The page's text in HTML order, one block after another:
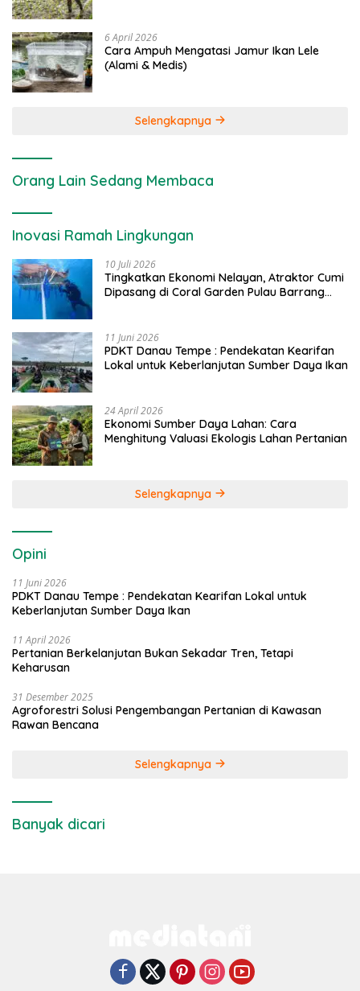
6 April 2026
Cara Ampuh Mengatasi Jamur Ikan Lele
(Alami & Medis)
Selengkapnya
Orang Lain Sedang Membaca
Inovasi Ramah Lingkungan
10 Juli 2026
Tingkatkan Ekonomi Nelayan, Atraktor Cumi
Dipasang di Coral Garden Pulau Barrang
11 Juni 2026
PDKT Danau Tempe : Pendekatan Kearifan
Lokal untuk Keberlanjutan Sumber Daya Ikan
24 April 2026
Ekonomi Sumber Daya Lahan: Cara
Menghitung Valuasi Ekologis Lahan Pertanian
Selengkapnya
Opini
11 Juni 2026
PDKT Danau Tempe : Pendekatan Kearifan Lokal untuk
Keberlanjutan Sumber Daya Ikan
11 April 2026
Pertanian Berkelanjutan Bukan Sekadar Tren, Tetapi
Keharusan
31 Desember 2025
Agroforestri Solusi Pengembangan Pertanian di Kawasan
Rawan Bencana
Selengkapnya
Banyak dicari